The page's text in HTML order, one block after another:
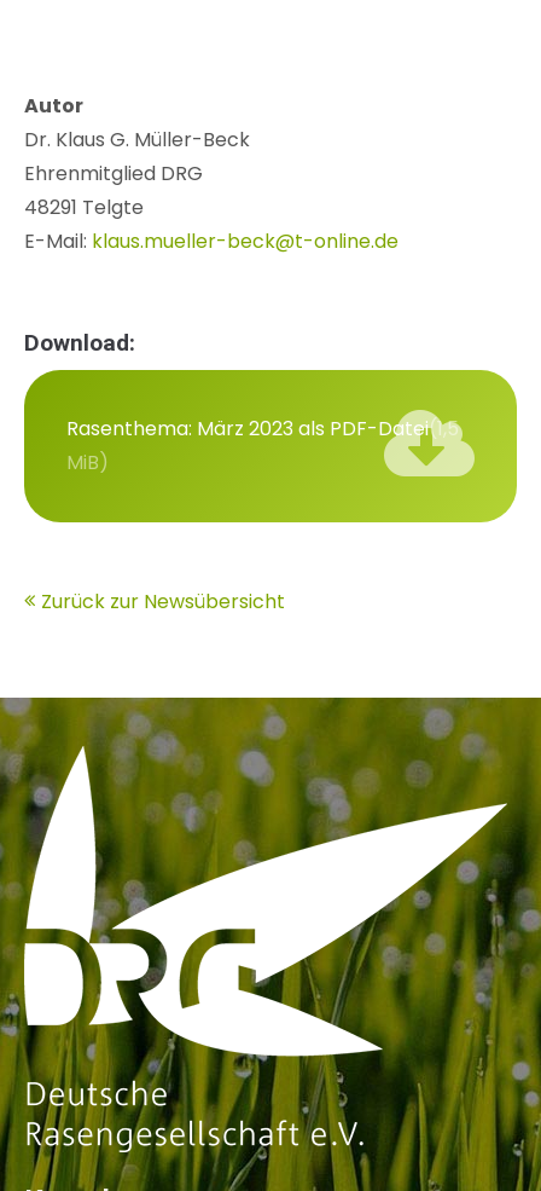
Autor
Dr. Klaus G. Müller-Beck
Ehrenmitglied DRG
48291 Telgte
E-Mail: klaus.mueller-beck@t-online.de
Download:
Rasenthema: März 2023 als PDF-Datei(1,5
MiB)
Zurück zur Newsübersicht